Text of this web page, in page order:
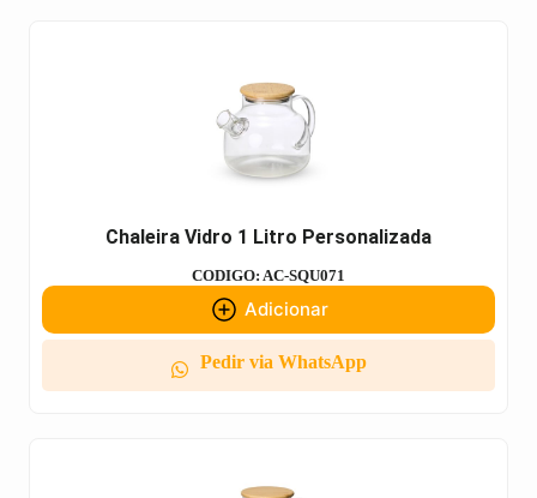
Chaleira Vidro 1 Litro Personalizada
CODIGO: AC-SQU071
Adicionar
Pedir via WhatsApp